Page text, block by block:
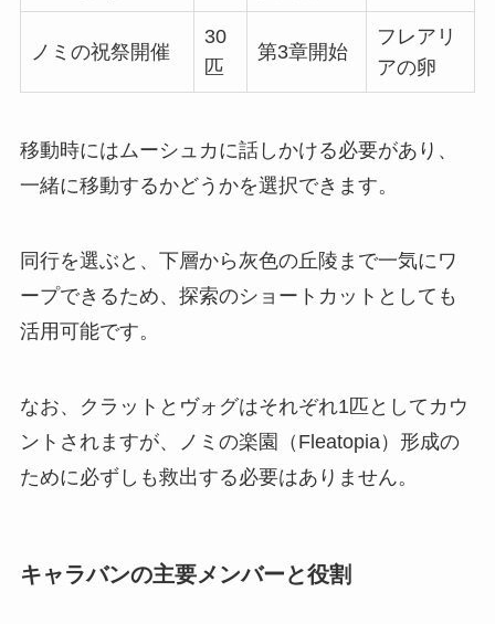
ノミの祝祭開催
30
匹
第3章開始
フレアリ
アの卵
移動時にはムーシュカに話しかける必要があり、
一緒に移動するかどうかを選択できます。
同行を選ぶと、下層から灰色の丘陵まで一気にワ
ープできるため、探索のショートカットとしても
活用可能です。
なお、クラットとヴォグはそれぞれ1匹としてカウ
ントされますが、ノミの楽園（Fleatopia）形成の
ために必ずしも救出する必要はありません。
キャラバンの主要メンバーと役割